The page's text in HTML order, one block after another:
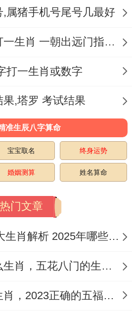
妻双方有有需要耐心的
重。两个人按理说尽可能
关系；
康的相处方式。
生部分矛盾是不可避免
不行能够解决这些矛盾、
能够稳定的进步！属马
中也会面临部分危机，如
盾等。
有有得摒弃不堪一击的心
问题 -寻找解决办法。
互相信任 相互支持,共同
,属猪手机号尾号几最好
一朝出动有路跟打一生肖 一朝出远门指什么生肖
打一生肖或数字
,塔罗 考试结果
准生辰八字算命
宝宝取名 终身运势
婚姻测算 姓名算命
热门文章
2025年犯太岁五大生肖解析 2025年哪些生肖会犯太岁
五花八门是指什么生肖，五花八门的生肖究竟是谁？
哪些生肖是五福生肖，2023正确的五福生肖是哪5位